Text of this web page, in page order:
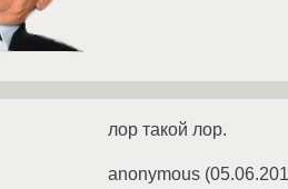
лор такой лор.
anonymous (